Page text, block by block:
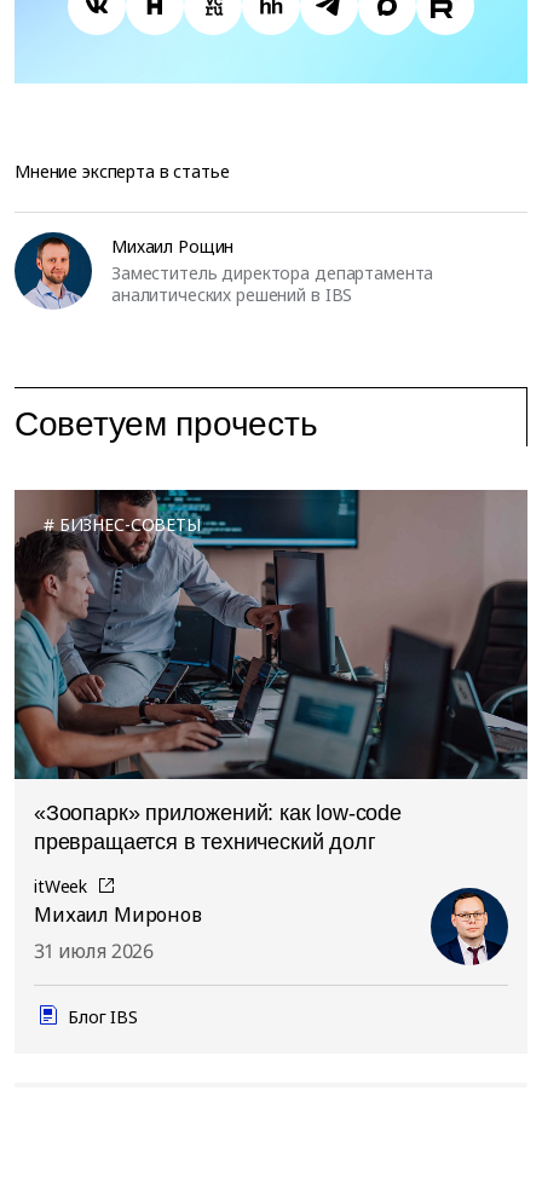
Мнение эксперта в статье
Михаил Рощин
Заместитель директора департамента
аналитических решений в IBS
Советуем прочесть
БИЗНЕС-СОВЕТЫ
«Зоопарк» приложений: как low-code
превращается в технический долг
itWeek
Михаил Миронов
31 июля 2026
Блог IBS